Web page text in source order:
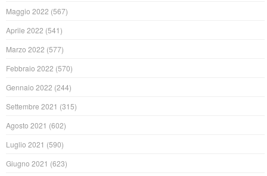
Maggio 2022 (567)
Aprile 2022 (541)
Marzo 2022 (577)
Febbraio 2022 (570)
Gennaio 2022 (244)
Settembre 2021 (315)
Agosto 2021 (602)
Luglio 2021 (590)
Giugno 2021 (623)